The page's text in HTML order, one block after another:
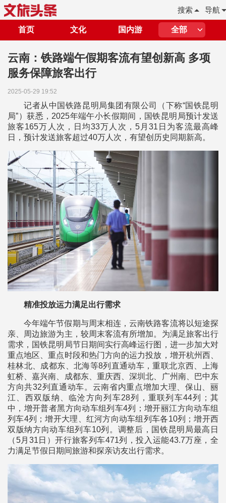
导航
搜索
首页 文化 国内游 全部
云南：铁路端午假期客流有望创新高 多项
服务保障旅客出行
2025-05-29 19:52
记者从中国铁路昆明局集团有限公司（下称“国铁昆明
局”）获悉，2025年端午小长假期间，国铁昆明局预计发送
旅客165万人次，日均33万人次，5月31日为客流最高峰
日，预计发送旅客超过40万人次，有望创历史同期新高。
精准投放运力满足出行需求
今年端午节假期与周末相连，云南铁路客流将以短途探
亲、周边旅游为主，较周末客流有所增加。为满足旅客出行
需求，国铁昆明局节日期间实行高峰运行图，进一步加大对
重点地区、重点时段和热门方向的运力投放，增开杭州西、
桂林北、成都东、北海等8列直通动车，重联北京西、上海
虹桥、嘉兴南、成都东、重庆西、深圳北、广州南、巴中东
方向共32列直通动车。云南省内重点增加大理、保山、丽
江、西双版纳、临沧方向列车28列，重联列车44列；其
中，增开普者黑方向动车组列车4列；增开丽江方向动车组
列车4列；增开大理、红河方向动车组列车各10列；增开西
双版纳方向动车组列车10列。调整后，国铁昆明局最高日
（5月31日）开行旅客列车471列，投入运能43.7万座，全
力满足节假日期间旅游和探亲访友出行需求。